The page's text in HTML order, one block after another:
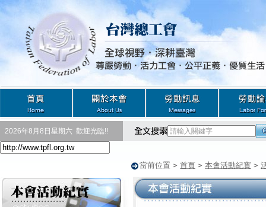
2026年8月8日星期六 歡迎光臨!!
當前位置 > 首頁 > 本會活動紀實 >